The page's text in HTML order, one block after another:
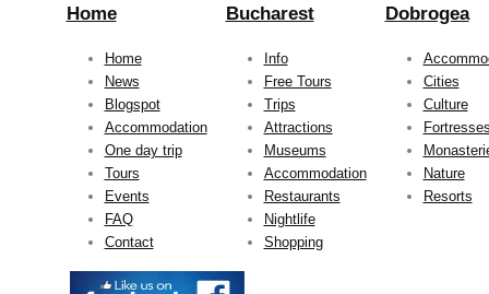
Home Bucharest Dobrogea
Home
News
Blogspot
Accommodation
One day trip
Tours
Events
FAQ
Contact
Info
Free Tours
Trips
Attractions
Museums
Accommodation
Restaurants
Nightlife
Shopping
Cities
Culture
Nature
Resorts